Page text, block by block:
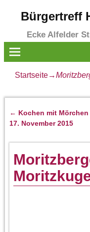
Bürgertreff
Ecke Alfelder
Startseite→
Artikelnavigation
← Kochen mit Mörchen
17. November 2015